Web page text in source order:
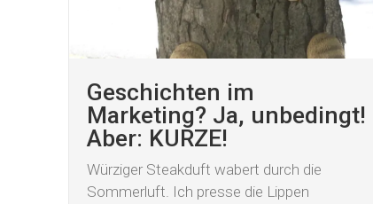
Geschichten im
Marketing? Ja, unbedingt!
Aber: KURZE!
Würziger Steakduft wabert durch die
Sommerluft. Ich presse die Lippen